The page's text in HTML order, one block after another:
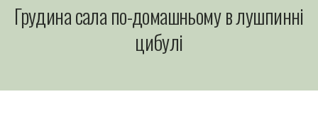
Грудина сала по-домашньому в лушпинні
цибулі